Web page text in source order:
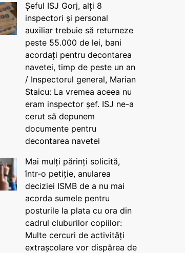
Șeful ISJ Gorj, alți 8
inspectori și personal
auxiliar trebuie să returneze
peste 55.000 de lei, bani
acordați pentru decontarea
navetei, timp de peste un an
/ Inspectorul general, Marian
Staicu: La vremea aceea nu
eram inspector șef. ISJ ne-a
cerut să depunem
documente pentru
decontarea navetei
Mai mulți părinți solicită,
într-o petiție, anularea
deciziei ISMB de a nu mai
acorda sumele pentru
posturile la plata cu ora din
cadrul cluburilor copiilor:
Multe cercuri de activități
extrașcolare vor dispărea de